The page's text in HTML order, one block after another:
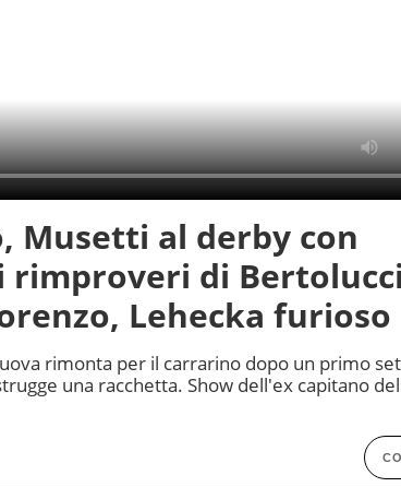
Musetti al derby con
di Bertolucci
Lehecka furioso
rimonta per il carrarino dopo un primo
una racchetta. Show dell'ex capitano